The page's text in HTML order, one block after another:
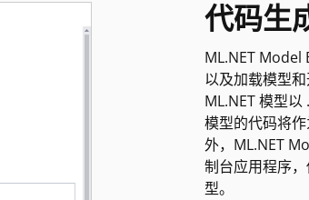
代码生
ML.NET Model
以及加载模型
ML.NET 模型
模型的代码将
外，ML.NET
制台应用程序
型。